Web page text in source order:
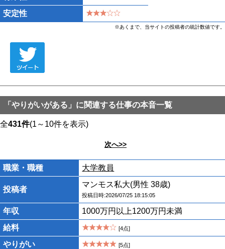
安定性
※あくまで、当サイトの投稿者の統計数値です。
「やりがいがある」に関連する仕事の本音一覧
全431件(1～10件を表示)
次へ>>
職業・職種 大学教員
投稿者
マンモス私大(男性 38歳)
投稿日時:2026/07/25 18:15:05
年収
1000万円以上1200万円未満
給料
[4点]
やりがい [5点]